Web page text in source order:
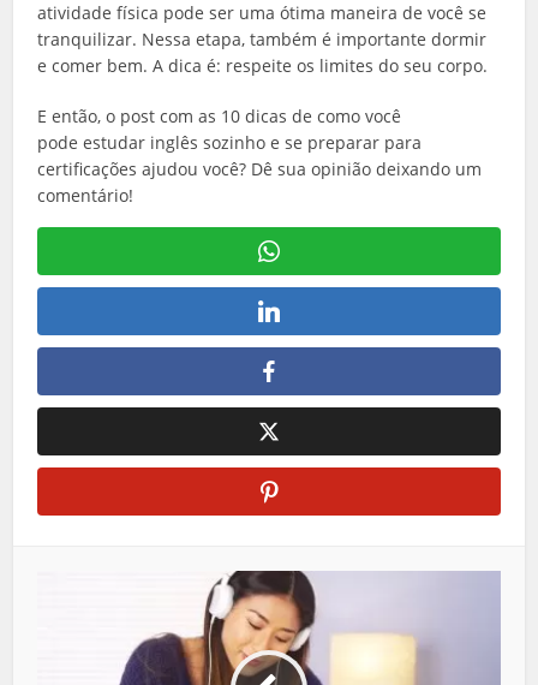
atividade física pode ser uma ótima maneira de você se
tranquilizar. Nessa etapa, também é importante dormir
e comer bem. A dica é: respeite os limites do seu corpo.
E então, o post com as 10 dicas de como você
pode estudar inglês sozinho e se preparar para
certificações ajudou você? Dê sua opinião deixando um
comentário!